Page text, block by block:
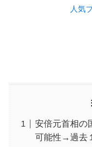
人気
安倍元首相の
可能性→過去